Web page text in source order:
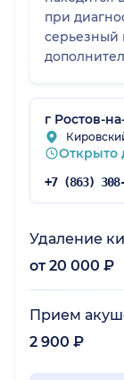
при
серьезный
г Ростов-
Открыто
Удаление
от 20 000 ₽
Прием
2 900 ₽